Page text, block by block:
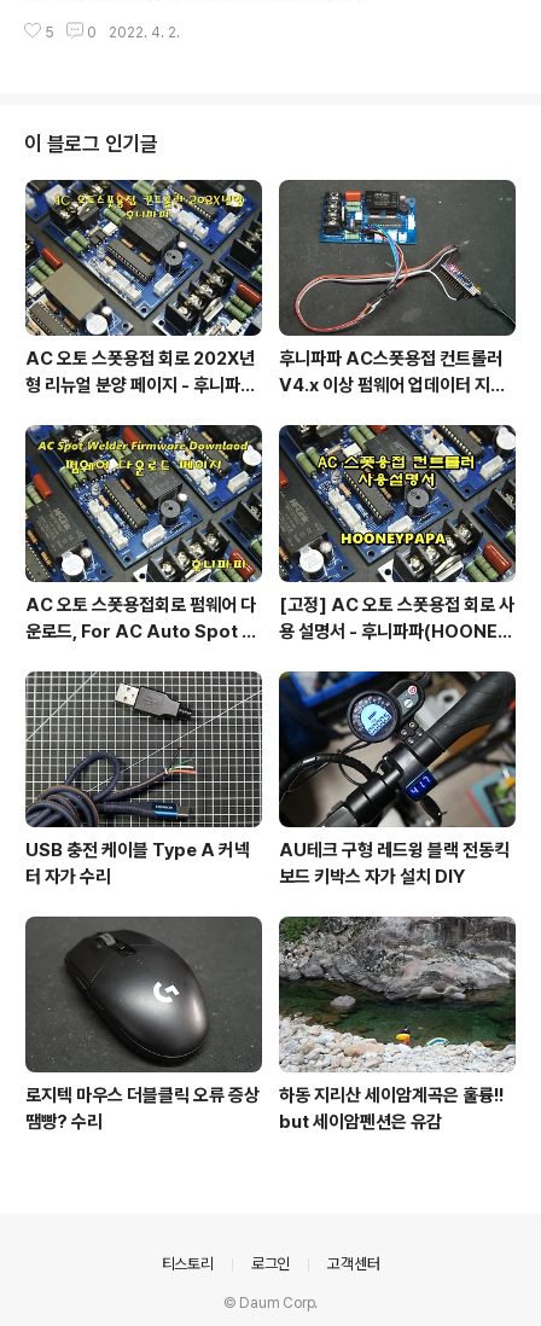
기야 노즐부분에 필라멘트가 새어나와 뭉쳐버리는 현상까
벨링만 적절하게 들어맞으면 출력 품질은 좋은 편이다. 다
만 출력후 결과물을 제거하고 바로 이어 또 진행하고 싶은
데 이게 잘 안떼어진다. 플레이트가 식으면 잘 떨어지지만,
다시 플레이트를 가열하는데 소모되는 전력도 아깝고 시간
도 소모되니, 커터 칼로 조심스럽게 떼어내고 있는데 간혹
커터칼이 들어가는 모서리 부분에 상처가 나기..
5 0 2022. 4. 2.
이 블로그 인기글
AC 오토 스폿용접 회로 202X년
형 리뉴얼 분양 페이지 - 후니파파
후니파파 AC스폿용접 컨트롤러
V4.x 이상 펌웨어 업데이터 지그
AC 오토 스폿용접회로 펌웨어 다
운로드, For AC Auto Spot W
ad by 후니파파
[고정] AC 오토 스폿용접 회로 사
용 설명서 - 후니파파(HOONEY
USB 충전 케이블 Type A 커넥
터 자가 수리
AU테크 구형 레드윙 블랙 전동킥
보드 키박스 자가 설치 DIY
로지텍 마우스 더블클릭 오류 증상
땜빵? 수리
하동 지리산 세이암계곡은 훌륭!!
but 세이암펜션은 유감
티스토리 로그인 고객센터
© Daum Corp.